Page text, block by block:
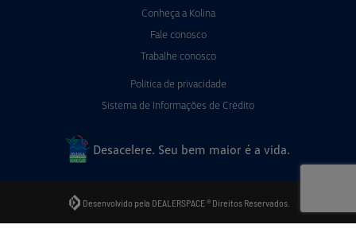
Conheça a Kolina
Fale conosco
Trabalhe conosco
Política de privacidade
Sistema de Informações de Crédito
Desacelere. Seu bem maior é a vida.
Desenvolvido pela DEALERSPACE ® Direitos Reservados.